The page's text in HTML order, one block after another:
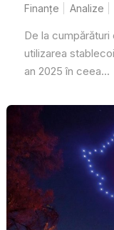
Finanțe Analize
De la
utilizarea
an 2025 în ceea...